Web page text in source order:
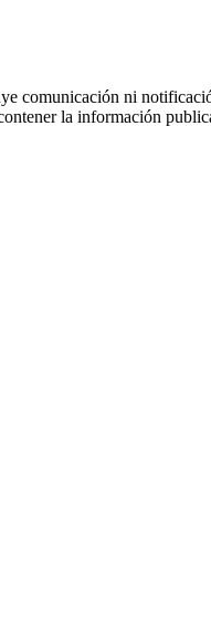
comunicación ni
la información